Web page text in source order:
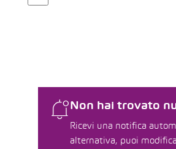
Non hai trovato
Ricevi una notifica
alternativa, puoi